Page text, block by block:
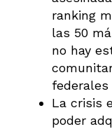
ranking
las 50
no hay
federales
La crisis
poder